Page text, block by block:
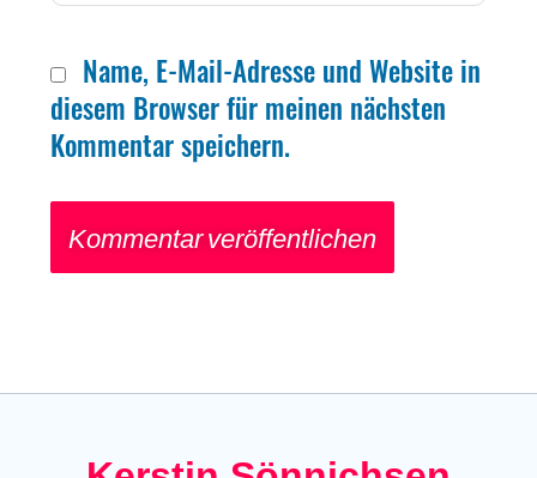
Name, E-Mail-Adresse und Website in
diesem Browser für meinen nächsten
Kommentar speichern.